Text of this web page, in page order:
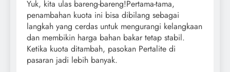
Yuk, kita ulas bareng-bareng!Pertama-tama,
penambahan kuota ini bisa dibilang sebagai
langkah yang cerdas untuk mengurangi kelangkaan
dan membikin harga bahan bakar tetap stabil.
Ketika kuota ditambah, pasokan Pertalite di
pasaran jadi lebih banyak.